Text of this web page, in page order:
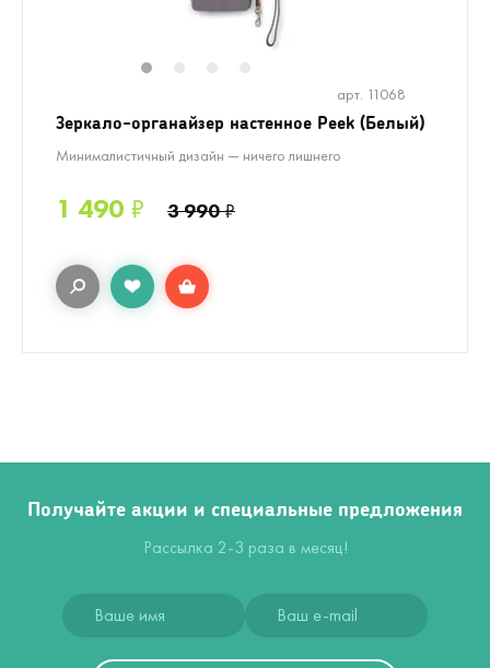
арт. 11068
Зеркало-органайзер настенное Peek (Белый)
Минималистичный дизайн — ничего лишнего
1 490 ₽ 3 990₽
Получайте акции и специальные предложения
Рассылка 2-3 раза в месяц!